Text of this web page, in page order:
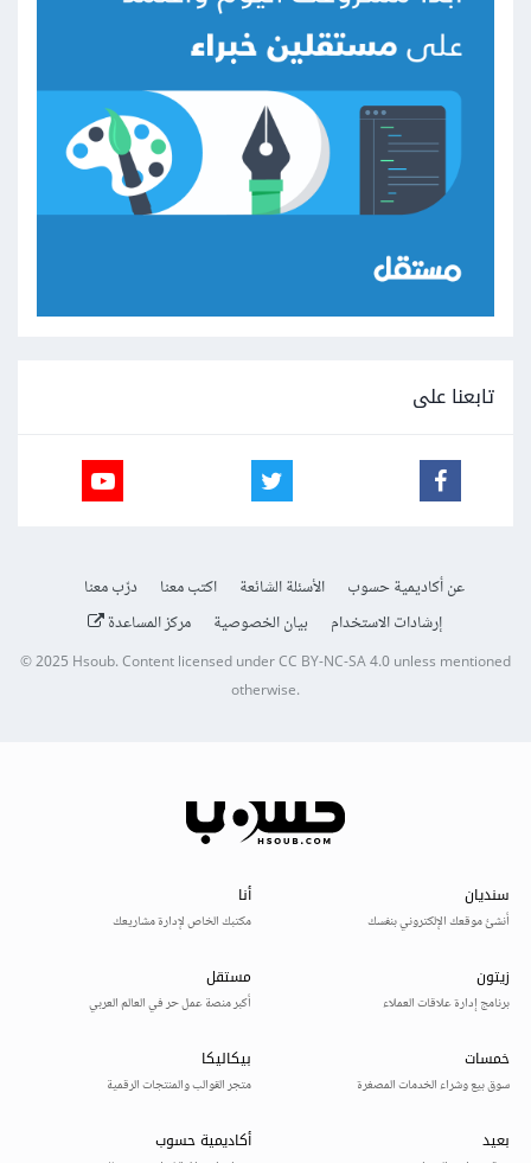
تابعنا على
عن أكاديمية حسوب الأسئلة الشائعة اكتب معنا
درّب معنا
إرشادات الاستخدام
بيان الخصوصية مركز المساعدة
© 2025Hsoub.Content licensed underCC BY-NC-SA 4.0unless mentioned
otherwise.